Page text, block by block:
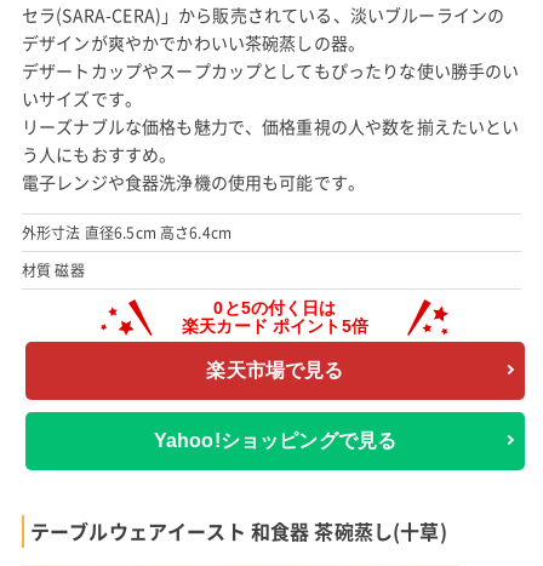
セラ(SARA-CERA)」から販売されている、淡いブルーラインの
デザインが爽やかでかわいい茶碗蒸しの器。
デザートカップやスープカップとしてもぴったりな使い勝手のい
いサイズです。
リーズナブルな価格も魅力で、価格重視の人や数を揃えたいとい
う人にもおすすめ。
電子レンジや食器洗浄機の使用も可能です。
外形寸法 直径6.5cm 高さ6.4cm
材質 磁器
楽天市場で見る
Yahoo!ショッピングで見る
テーブルウェアイースト 和食器 茶碗蒸し(十草)